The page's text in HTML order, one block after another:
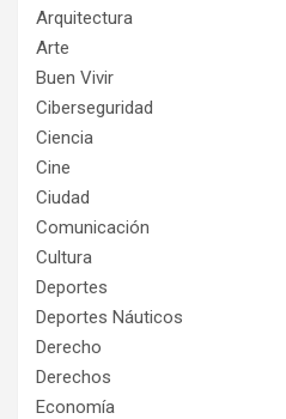
Arquitectura
Arte
Buen Vivir
Ciberseguridad
Ciencia
Cine
Ciudad
Comunicación
Cultura
Deportes
Deportes Náuticos
Derecho
Derechos
Economía